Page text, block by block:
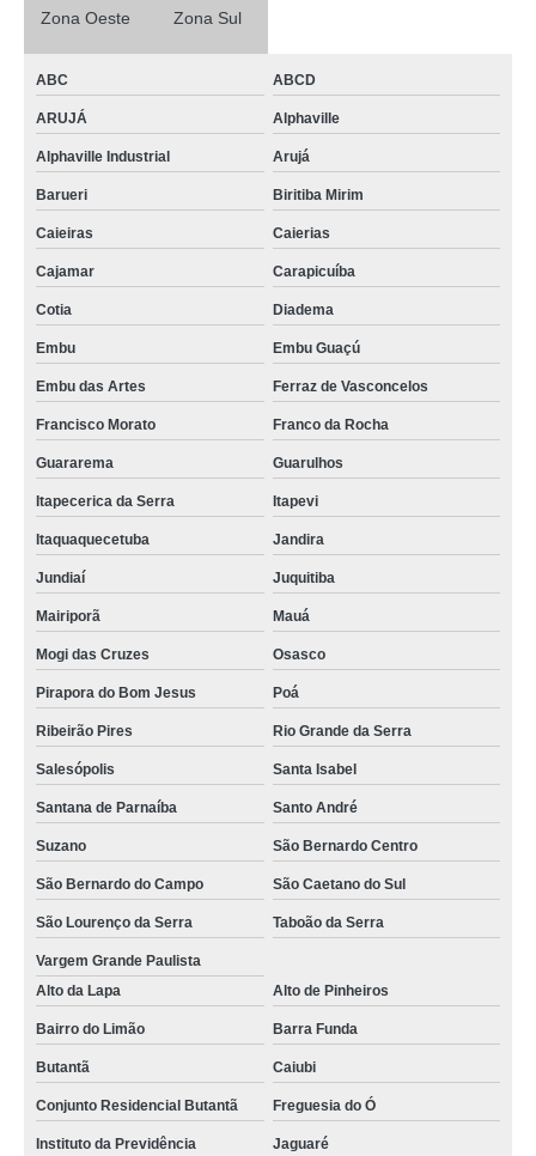
Zona Oeste Zona Sul
ABC ABCD
ARUJÁ Alphaville
Alphaville Industrial Arujá
Barueri Biritiba Mirim
Caieiras Caierias
Cajamar Carapicuíba
Cotia Diadema
Embu Embu Guaçú
Embu das Artes Ferraz de Vasconcelos
Francisco Morato Franco da Rocha
Guararema Guarulhos
Itapecerica da Serra Itapevi
Itaquaquecetuba Jandira
Jundiaí Juquitiba
Mairiporã Mauá
Mogi das Cruzes Osasco
Pirapora do Bom Jesus Poá
Ribeirão Pires Rio Grande da Serra
Salesópolis Santa Isabel
Santana de Parnaíba Santo André
Suzano São Bernardo Centro
São Bernardo do Campo São Caetano do Sul
São Lourenço da Serra Taboão da Serra
Vargem Grande Paulista
Alto da Lapa
Alto de Pinheiros
Bairro do Limão Barra Funda
Butantã Caiubi
Conjunto Residencial Butantã Freguesia do Ó
Instituto da Previdência Jaguaré